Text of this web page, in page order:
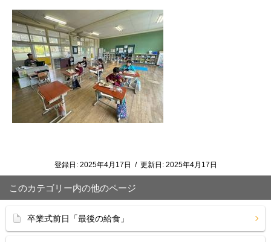
登録日: 2025年4月17日 / 更新日: 2025年4月17日
このカテゴリー内の他のページ
卒業式前日「最後の給食」